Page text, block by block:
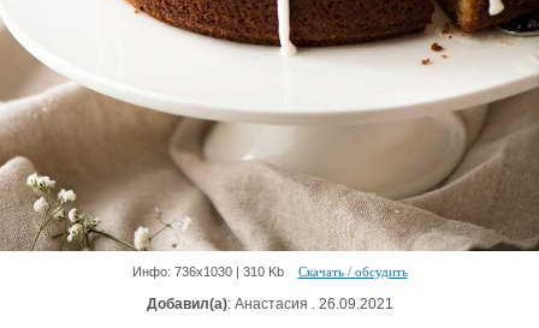
Инфо: 736х1030 | 310 Kb Скачать / обсудить
Добавил(а): Анастасия . 26.09.2021